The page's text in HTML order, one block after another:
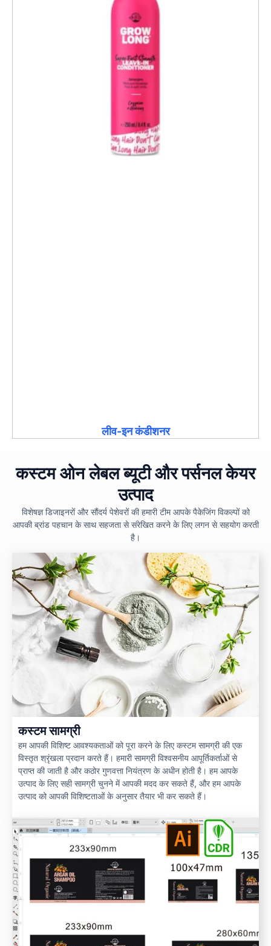
लीव-इन कंडीशनर
कस्टम ओन लेबल ब्यूटी और पर्सनल केयर
उत्पाद
विशेषज्ञ डिजाइनरों और सौंदर्य पेशेवरों की हमारी टीम आपके पैकेजिंग विकल्पों को
आपकी ब्रांड पहचान के साथ सहजता से संरेखित करने के लिए लगन से सहयोग करती
है।
कस्टम सामग्री
हम आपकी विशिष्ट आवश्यकताओं को पूरा करने के लिए कस्टम सामग्री की एक
विस्तृत श्रृंखला प्रदान करते हैं। हमारी सामग्री विश्वसनीय आपूर्तिकर्ताओं से
प्राप्त की जाती है और कठोर गुणवत्ता नियंत्रण के अधीन होती है। हम आपके
उत्पाद के लिए सही सामग्री चुनने में आपकी मदद कर सकते हैं, और हम आपके
उत्पाद को आपकी विशिष्टताओं के अनुसार तैयार भी कर सकते हैं।